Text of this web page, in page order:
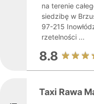
na terenie
siedzibę w
97-215
rzetelności ...
8.8
Taxi Rawa